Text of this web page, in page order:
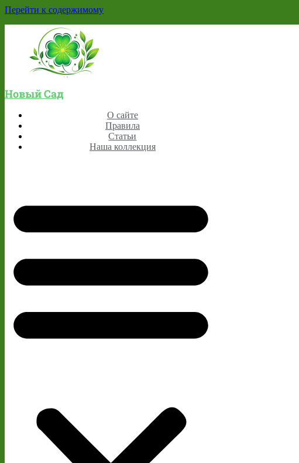
Перейти к содержимому
Новый Сад
О сайте
Правила
Статьи
Наша коллекция